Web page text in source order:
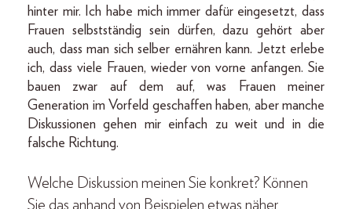
hinter mir. Ich habe mich immer dafür eingesetzt, dass
Frauen selbstständig sein dürfen, dazu gehört aber
auch, dass man sich selber ernähren kann. Jetzt erlebe
ich, dass viele Frauen, wieder von vorne anfangen. Sie
bauen zwar auf dem auf, was Frauen meiner
Generation im Vorfeld geschaffen haben, aber manche
Diskussionen gehen mir einfach zu weit und in die
falsche Richtung.
Welche Diskussion meinen Sie konkret? Können
Sie das anhand von Beispielen etwas näher